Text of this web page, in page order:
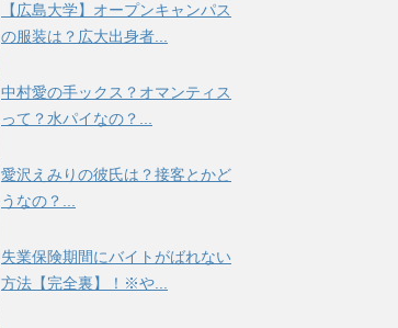
【広島大学】オープンキャンパス
の服装は？広大出身者...
中村愛の手ックス？オマンティス
って？水パイなの？...
愛沢えみりの彼氏は？接客とかど
うなの？...
失業保険期間にバイトがばれない
方法【完全裏】！※や...